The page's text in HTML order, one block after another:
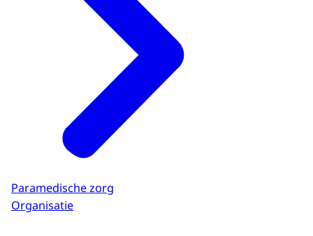
Paramedische zorg
Organisatie